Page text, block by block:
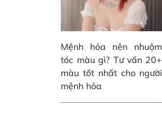
Mệnh hỏa nên nhuộm
tóc màu gì? Tư vấn 20+
màu tốt nhất cho người
mệnh hỏa